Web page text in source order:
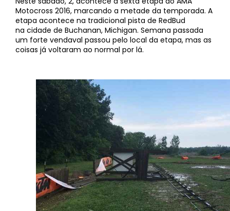
Motocross 2016, marcando a metade da temporada. A
etapa acontece na tradicional pista de RedBud
na cidade de Buchanan, Michigan. Semana passada
um forte vendaval passou pelo local da etapa, mas as
coisas já voltaram ao normal por lá.